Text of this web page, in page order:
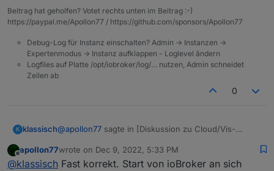
Beitrag hat geholfen? Votet rechts unten im Beitrag :-)
https://paypal.me/Apollon77 / https://github.com/sponsors/Apollon77
Debug-Log für Instanz einschalten? Admin -> Instanzen ->
Expertenmodus -> Instanz aufklappen - Loglevel ändern
Logfiles auf Platte /opt/iobroker/log/… nutzen, Admin schneidet
Zeilen ab
0
K klassisch@apollon77 sagte in [Diskussion zu Cloud/Vis-
Vis Offline Lizenz für vis 1.x+2.x für 23,80 EUR
Offline
apollon77wrote on Dec 9, 2022, 5:33 PM
last edited by
@klassisch Fast korrekt. Start von ioBroker an sich